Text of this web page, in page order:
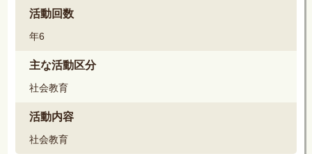
活動回数
年6
主な活動区分
社会教育
活動内容
社会教育